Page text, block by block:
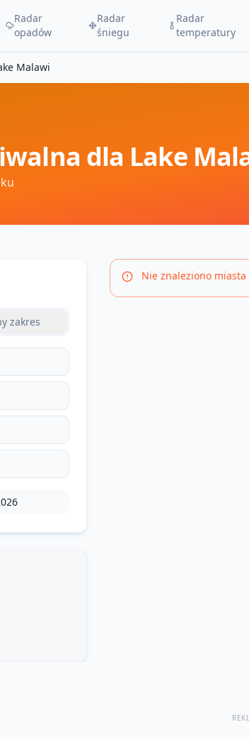
Radar
opadów
Radar
śniegu
Radar
temperatury
Malawi
dla Lake
zakres
Nie znaleziono miasta